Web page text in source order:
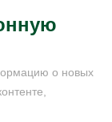
о новых